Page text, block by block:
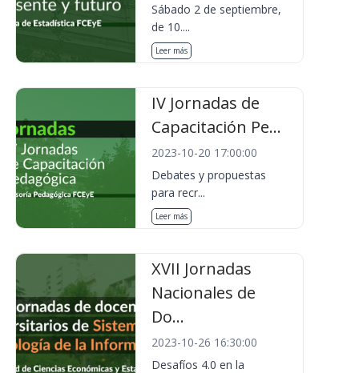
Sábado 2 de septiembre,
de 10....
Leer más
IV Jornadas de
Capacitación Pe...
2023-10-20 17:00:00
Debates y propuestas
para recr...
Leer más
XVII Jornadas
Nacionales de
Do...
2023-10-26 16:30:00
Desafíos 4.0 en la